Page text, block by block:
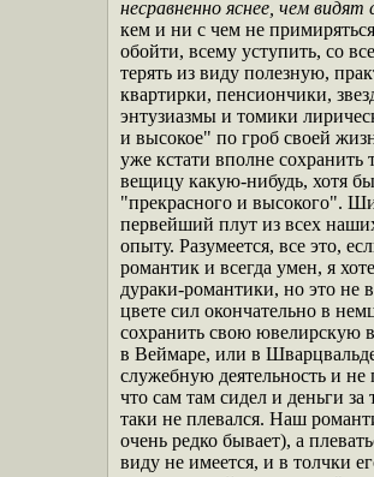
несравненно яснее, чем
кем и ни с чем не
обойти, всему уступить, со
терять из виду полезную,
квартирки, пенсиончики,
энтузиазмы и томики
и высокое" по гроб своей
уже кстати вполне
вещицу какую-нибудь, хотя
"прекрасного и высокого".
первейший плут из всех
опыту. Разумеется, все это,
романтик и всегда умен, я
дураки-романтики, но это не
цвете сил окончательно в
сохранить свою ювелирскую
в Веймаре, или в
служебную деятельность и не
что сам там сидел и деньги за
таки не плевался. Наш
очень редко бывает), а
виду не имеется, и в толчки